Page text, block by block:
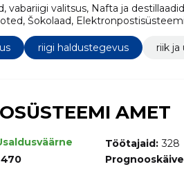
vabariigi valitsus, Nafta ja
Šokolaad,
teenused, Reklaamfilmide
planeerimine ning elluviimine
riigi haldustegevus riik ja
AMET
470
Töötajaid: 328